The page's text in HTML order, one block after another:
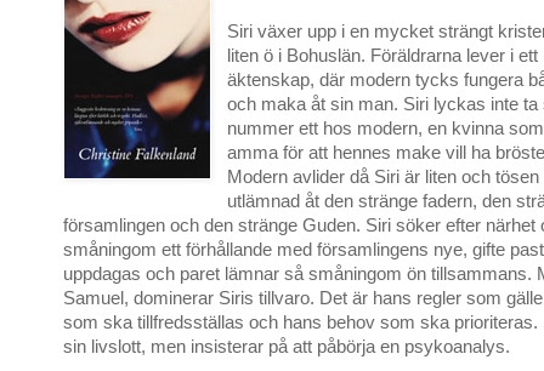
Siri växer upp i en mycket strängt
liten ö i Bohuslän. Föräldrarna lever i ett
äktenskap, där modern tycks fungera
och maka åt sin man. Siri lyckas inte ta
nummer ett hos modern, en kvinna
amma för att hennes make vill ha
Modern avlider då Siri är liten och tösen
utlämnad åt den stränge fadern, den
församlingen och den stränge Guden. Siri söker efter närhet
småningom ett förhållande med församlingens nye, gifte
uppdagas och paret lämnar så småningom ön tillsammans.
Samuel, dominerar Siris tillvaro. Det är hans regler som
som ska tillfredsställas och hans behov som ska prioriteras.
sin livslott, men insisterar på att påbörja en psykoanalys.